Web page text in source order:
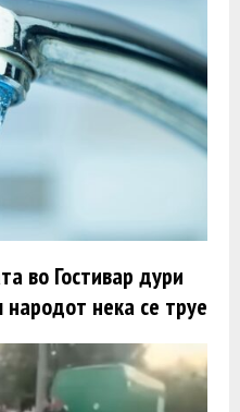
во Гостивар дури
народот нека се труе